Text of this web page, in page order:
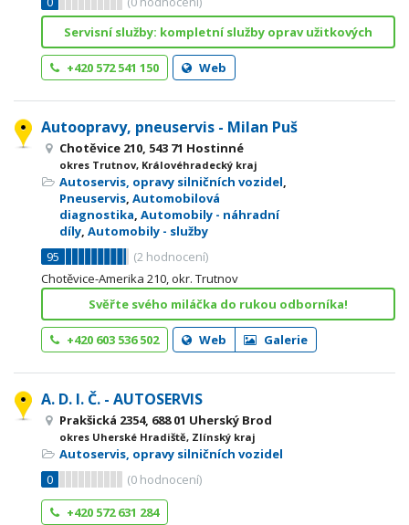
Servisní služby: kompletní služby oprav užitkových
+420 572 541 150 Web
Autoopravy, pneuservis - Milan Puš
Chotěvice 210, 543 71 Hostinné
okres Trutnov, Královéhradecký kraj
Autoservis, opravy silničních vozidel,
Pneuservis, Automobilová
diagnostika, Automobily - náhradní
díly, Automobily - služby
95
(2 hodnocení)
Chotěvice-Amerika 210, okr. Trutnov
Svěřte svého miláčka do rukou odborníka!
+420 603 536 502 Web Galerie
A. D. I. Č. - AUTOSERVIS
Prakšická 2354, 688 01 Uherský Brod
okres Uherské Hradiště, Zlínský kraj
Autoservis, opravy silničních vozidel
0
(0 hodnocení)
+420 572 631 284